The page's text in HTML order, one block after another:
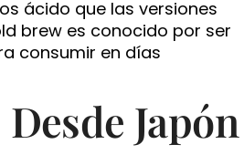
ácido que las versiones
brew es conocido por ser
consumir en días
Japón